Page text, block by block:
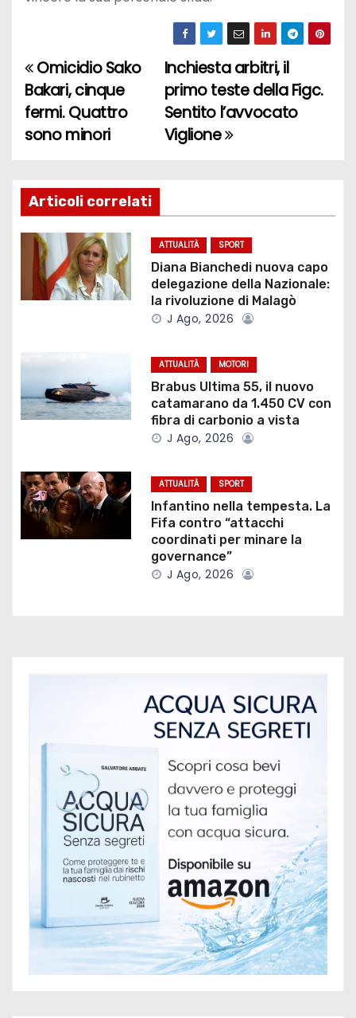
N
a
v
g
a
z
i
n
e
r
t
i
Inchiesta arbitri, il
primo teste della Figc.
Sentito l’avvocato
Viglione
Omicidio Sako
Bakari, cinque
fermi. Quattro
sono minori
Articoli correlati
ATTUALITÀ SPORT
Diana Bianchedi nuova capo
delegazione della Nazionale:
la rivoluzione di Malagò
J Ago, 2026
ATTUALITÀ MOTORI
Brabus Ultima 55, il nuovo
catamarano da 1.450 CV con
fibra di carbonio a vista
J Ago, 2026
ATTUALITÀ SPORT
Infantino nella tempesta. La
Fifa contro “attacchi
coordinati per minare la
governance”
J Ago, 2026